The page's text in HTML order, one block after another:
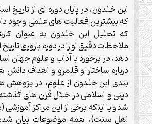
ابن خلدون، در پايان دوره اى از تاريخ
كه بيشترين فعاليت هاى علمى وجود
كه تحليل ابن خلدون به عنوان
ملاحظات دقيق او را در دوره بارورى
دهد، در برخورد با آداب و علوم جهان
درباره ساختار و قلمرو و اهداف دانش
بندى ابن خلدون از علوم، در پژوهش
دينى و اسلامى در خلال قرن هاى
شد و با اينكه برخى از اين مراكز
اهل سنت)، همه موضوعات بيان